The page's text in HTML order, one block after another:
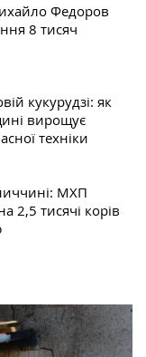
Федоров
8 тисяч
кукурудзі: як
вирощує
техніки
МХП
2,5 тисячі корів